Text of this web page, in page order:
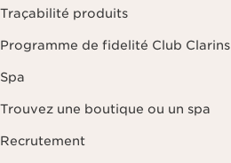
Traçabilité produits
Programme de fidelité Club Clarins
Spa
Trouvez une boutique ou un spa
Recrutement